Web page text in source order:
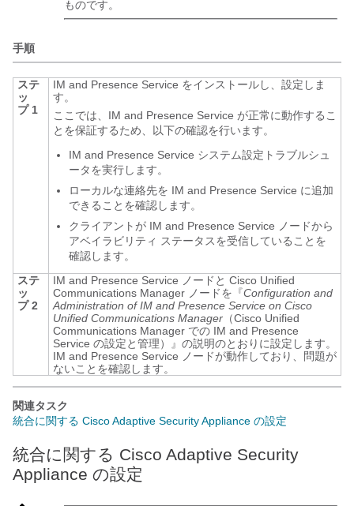
ものです。
手順
ステ
ッ
プ 1
IM and Presence Service をインストールし、設定しま
す。
ここでは、 IM and Presence Service が正常に動作するこ
とを保証するため、以下の確認を行います。
IM and Presence Service システム設定トラブルシュ
ータを実行します。
ローカルな連絡先を IM and Presence Service に追加
できることを確認します。
クライアントが IM and Presence Service ノードから
アベイラビリティ ステータスを受信していることを
確認します。
ステ
ッ
プ 2
IM and Presence Service ノードと Cisco Unified
Communications Manager ノードを『Configuration and
Administration ofIM and Presence Service on Cisco
Unified Communications Manager （Cisco Unified
Communications Manager での IM and Presence
Service の設定と管理）』の説明のとおりに設定します。
IM and Presence Service ノードが動作しており、問題が
ないことを確認します。
関連タスク
統合に関する Cisco Adaptive Security Appliance の設定
統合に関する Cisco Adaptive Security
Appliance の設定